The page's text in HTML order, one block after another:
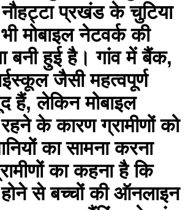
प्रखंड के चुटिया
मोबाइल नेटवर्क की
बनी हुई है। गांव में बैंक,
जैसी महत्वपूर्ण
हैं, लेकिन मोबाइल
के कारण ग्रामीणों को
का सामना करना
का कहना है कि
से बच्चों की ऑनलाइन